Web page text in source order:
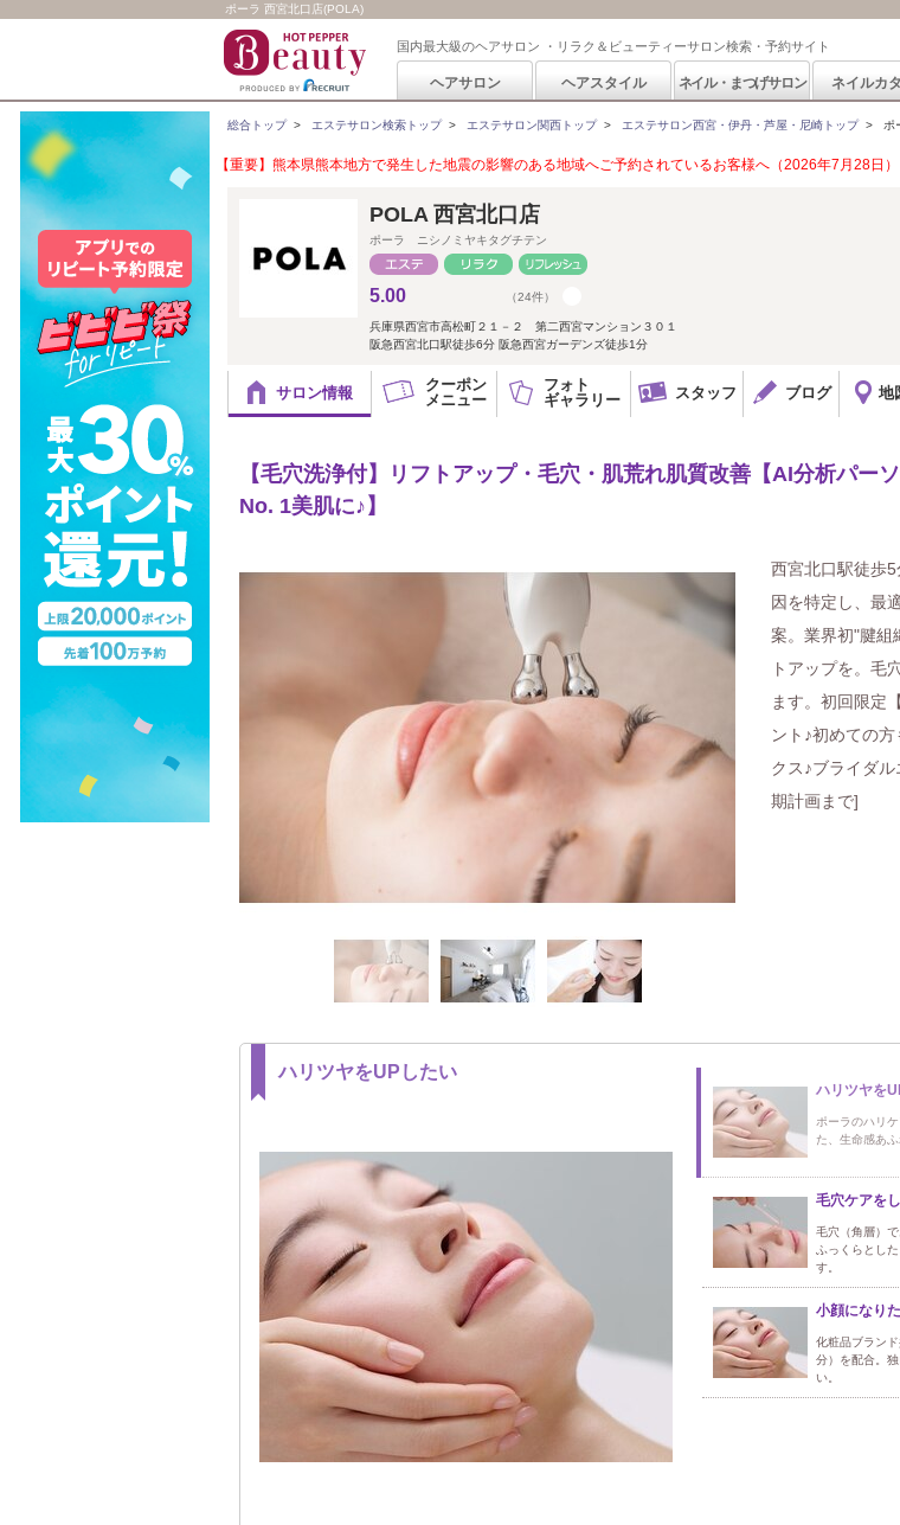
ポーラ 西宮北口店(POLA)
国内最大級のヘアサロン ・リラク＆ビューティーサロン検索・予約サイト
ヘアサロン ヘアスタイル ネイル・まつげサロン ネイルカ
総合トップ> エステサロン検索トップ> エステサロン関西トップ> エステサロン西宮・伊丹・芦屋・尼崎トップ> ポ
【重要】熊本県熊本地方で発生した地震の影響のある地域へご予約されているお客様へ（2026年7月28日）
POLA 西宮北口店
ポーラ ニシノミヤキタグチテン
5.00 （24件）
兵庫県西宮市高松町２１－２ 第二西宮マンション３０１
阪急西宮北口駅徒歩6分 阪急西宮ガーデンズ徒歩1分
サロン情報
クーポン
メニュー
フォト
ギャラリー
スタッフ ブログ 地
【毛穴洗浄付】リフトアップ・毛穴・肌荒れ肌質改善【AI分析パー
No. 1美肌に♪】
西宮北口駅徒歩
因を特定し、最
案。業界初"腱組
トアップを。毛
ます。初回限定
ント♪初めての
クス♪ブライダ
期計画まで]
ハリツヤをUPしたい
ハリツヤを
ポーラのハリ
た、生命感あ
毛穴ケアを
毛穴（角層）
ふっくらとし
す。
小顔になり
化粧品ブラン
分）を配合。
い。